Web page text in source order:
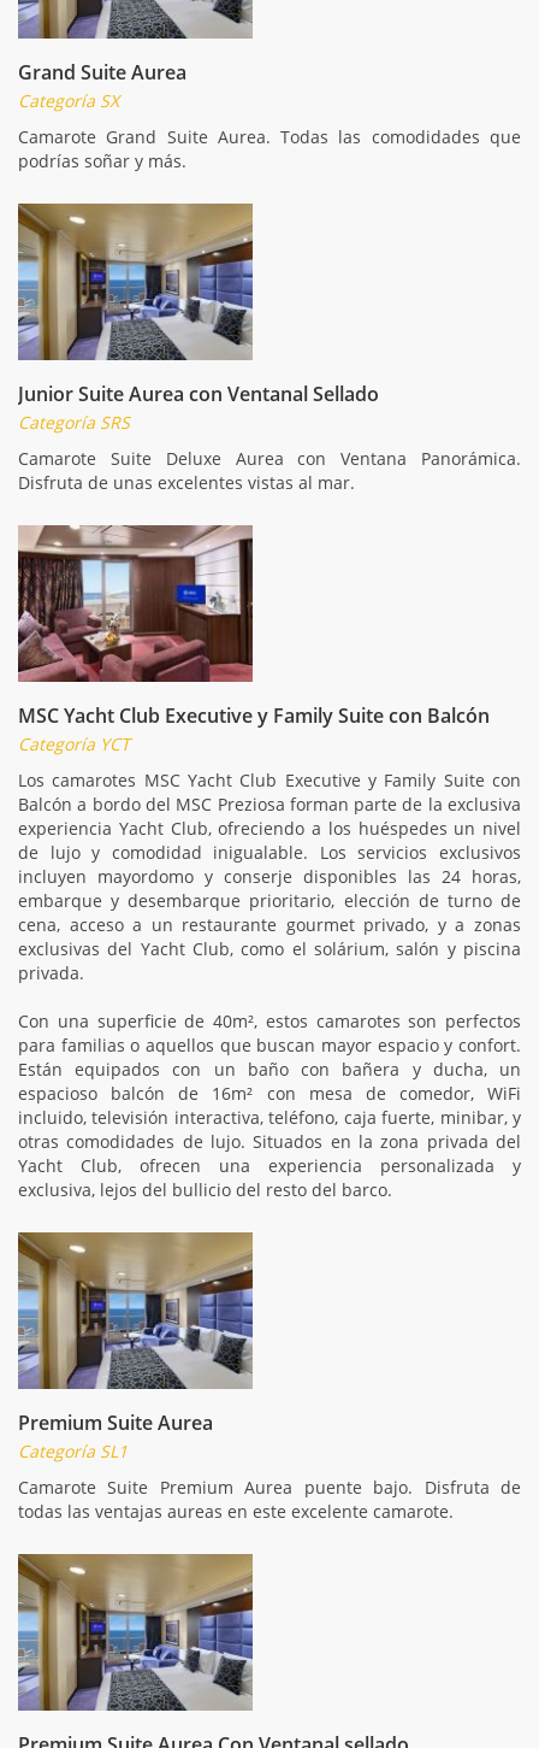
Grand Suite Aurea
Categoría SX
Camarote Grand Suite Aurea. Todas las comodidades que
podrías soñar y más.
Junior Suite Aurea con Ventanal Sellado
Categoría SRS
Camarote Suite Deluxe Aurea con Ventana Panorámica.
Disfruta de unas excelentes vistas al mar.
MSC Yacht Club Executive y Family Suite con Balcón
Categoría YCT
Los camarotes MSC Yacht Club Executive y Family Suite con
Balcón a bordo del MSC Preziosa forman parte de la exclusiva
experiencia Yacht Club, ofreciendo a los huéspedes un nivel
de lujo y comodidad inigualable. Los servicios exclusivos
incluyen mayordomo y conserje disponibles las 24 horas,
embarque y desembarque prioritario, elección de turno de
cena, acceso a un restaurante gourmet privado, y a zonas
exclusivas del Yacht Club, como el solárium, salón y piscina
privada.
Con una superficie de 40m², estos camarotes son perfectos
para familias o aquellos que buscan mayor espacio y confort.
Están equipados con un baño con bañera y ducha, un
espacioso balcón de 16m² con mesa de comedor, WiFi
incluido, televisión interactiva, teléfono, caja fuerte, minibar, y
otras comodidades de lujo. Situados en la zona privada del
Yacht Club, ofrecen una experiencia personalizada y
exclusiva, lejos del bullicio del resto del barco.
Premium Suite Aurea
Categoría SL1
Camarote Suite Premium Aurea puente bajo. Disfruta de
todas las ventajas aureas en este excelente camarote.